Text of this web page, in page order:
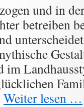
und in
betreiben
Weiter lesen …